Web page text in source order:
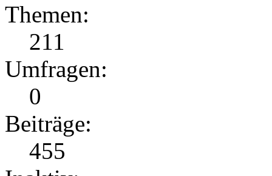
Themen:
211
Umfragen:
0
Beiträge:
455